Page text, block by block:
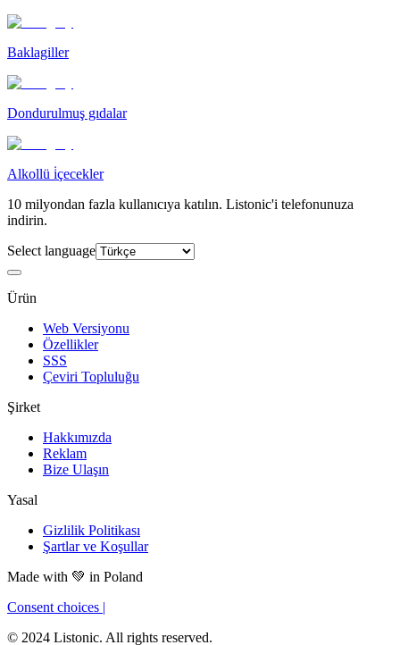
Baklagiller
Dondurulmuş gıdalar
Alkollü i̇çecekler
10 milyondan fazla kullanıcıya katılın. Listonic'i telefonunuza
indirin.
Select language
Ürün
Web Versiyonu
Özellikler
SSS
Çeviri Topluluğu
Şirket
Hakkımızda
Reklam
Bize Ulaşın
Yasal
Gizlilik Politikası
Şartlar ve Koşullar
Made with 💚 in Poland
Consent choices |
© 2024 Listonic. All rights reserved.